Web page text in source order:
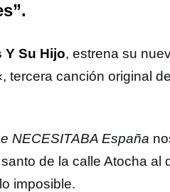
Y Su Hijo, estrena su
tercera canción original
NECESITABA España
de la calle Atocha al
imposible.